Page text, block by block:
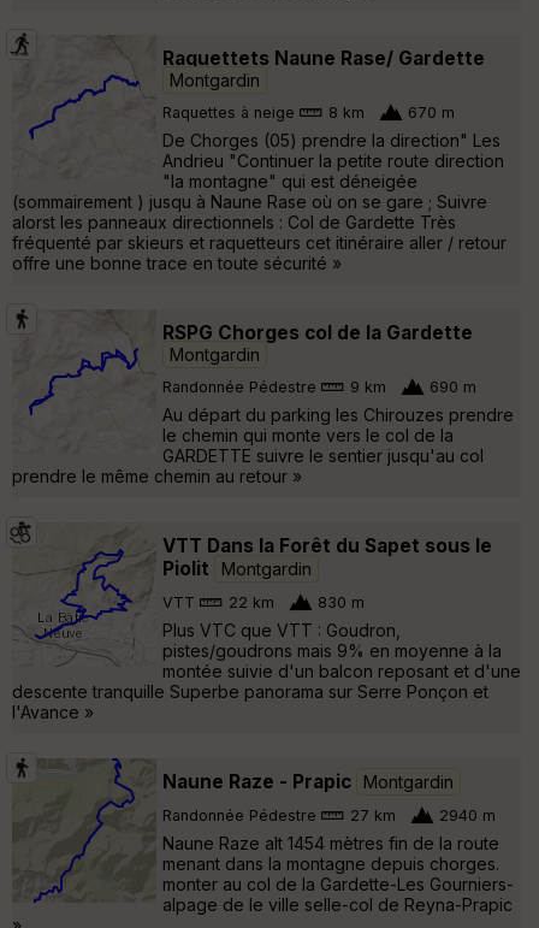
Raquettets Naune Rase/ Gardette
Montgardin
Raquettes à neige 8 km 670 m
De Chorges (05) prendre la direction" Les
Andrieu "Continuer la petite route direction
"la montagne" qui est déneigée
(sommairement ) jusqu à Naune Rase où on se gare ; Suivre
alorst les panneaux directionnels : Col de Gardette Très
fréquenté par skieurs et raquetteurs cet itinéraire aller / retour
offre une bonne trace en toute sécurité »
RSPG Chorges col de la Gardette
Montgardin
Randonnée Pédestre 9 km 690 m
Au départ du parking les Chirouzes prendre
le chemin qui monte vers le col de la
GARDETTE suivre le sentier jusqu'au col
prendre le même chemin au retour »
VTT Dans la Forêt du Sapet sous le
Piolit
Montgardin
VTT 22 km 830 m
Plus VTC que VTT : Goudron,
pistes/goudrons mais 9% en moyenne à la
montée suivie d'un balcon reposant et d'une
descente tranquille Superbe panorama sur Serre Ponçon et
l'Avance »
Naune Raze - Prapic Montgardin
Randonnée Pédestre 27 km 2940 m
Naune Raze alt 1454 mètres fin de la route
menant dans la montagne depuis chorges.
monter au col de la Gardette-Les Gourniers-
alpage de le ville selle-col de Reyna-Prapic